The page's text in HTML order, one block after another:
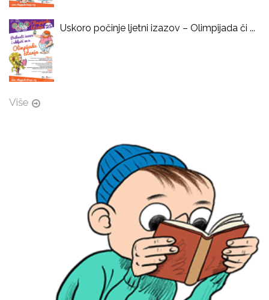
Uskoro počinje ljetni izazov – Olimpijada či ...
Više